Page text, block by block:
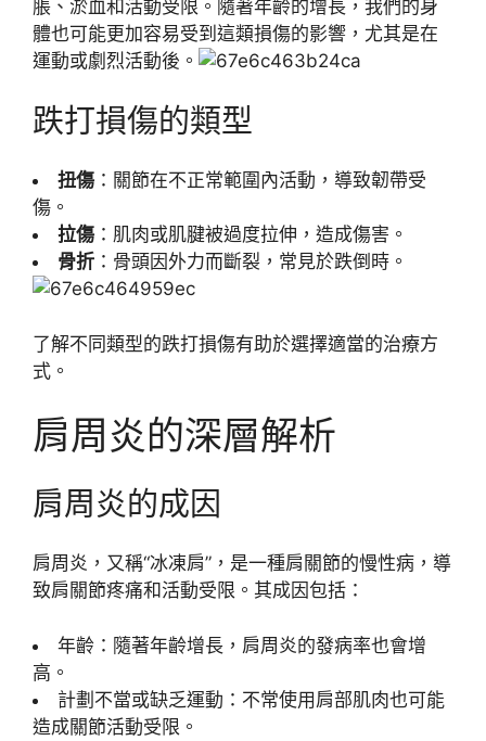
脹、淤血和活動受限。隨著年齡的增長，我們的身
體也可能更加容易受到這類損傷的影響，尤其是在
運動或劇烈活動後。
跌打損傷的類型
扭傷 ：關節在不正常範圍內活動，導致韌帶受
傷。
拉傷 ：肌肉或肌腱被過度拉伸，造成傷害。
骨折 ：骨頭因外力而斷裂，常見於跌倒時。
了解不同類型的跌打損傷有助於選擇適當的治療方
式。
肩周炎的深層解析
肩周炎的成因
肩周炎，又稱“冰凍肩”，是一種肩關節的慢性病，導
致肩關節疼痛和活動受限。其成因包括：
年齡：隨著年齡增長，肩周炎的發病率也會增
高。
計劃不當或缺乏運動：不常使用肩部肌肉也可能
造成關節活動受限。